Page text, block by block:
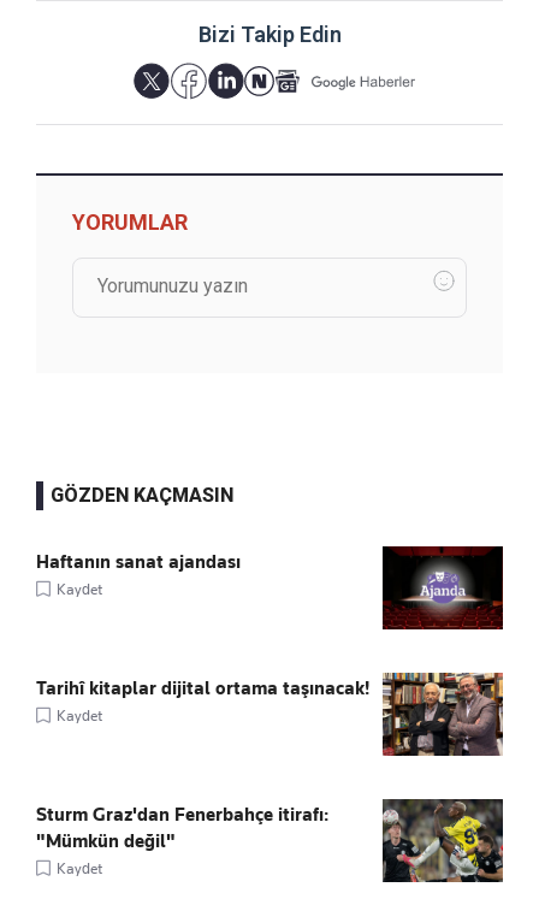
Bizi Takip Edin
YORUMLAR
GÖZDEN KAÇMASIN
Haftanın sanat ajandası
Kaydet
Tarihî kitaplar dijital ortama taşınacak!
Kaydet
Sturm Graz'dan Fenerbahçe itirafı:
"Mümkün değil"
Kaydet